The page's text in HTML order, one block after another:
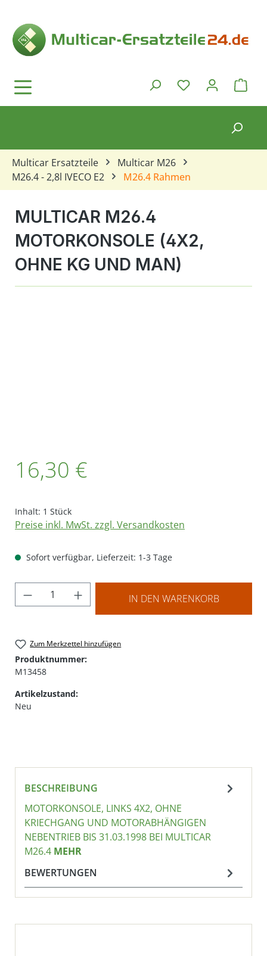
Du hast 0
Multicar Ersatzteile
Multicar M26
M26.4 - 2,8l IVECO E2
M26.4 Rahmen
MULTICAR M26.4
MOTORKONSOLE (4X2,
OHNE KG UND MAN)
16,30 €
Inhalt: 1 Stück
Preise inkl. MwSt. zzgl. Versandkosten
Sofort verfügbar, Lieferzeit: 1-3 Tage
Produkt Anzahl: Gib den gewünschten
IN DEN WARENKORB
Zum Merkzettel hinzufügen
Produktnummer:
M13458
Artikelzustand:
Neu
BESCHREIBUNG
MOTORKONSOLE, LINKS 4X2, OHNE
KRIECHGANG UND MOTORABHÄNGIGEN
NEBENTRIEB BIS 31.03.1998 BEI MULTICAR
M26.4 MEHR
BEWERTUNGEN